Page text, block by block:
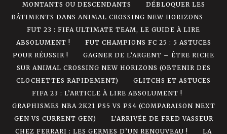
MONTANTS OU DESCENDANTS
DÉBLOQUER LES
BÂTIMENTS DANS ANIMAL CROSSING NEW HORIZONS
FUT 23 : FIFA ULTIMATE TEAM, LE GUIDE À LIRE
ABSOLUMENT !
FUT CHAMPIONS FC 25 : 5 ASTUCES
POUR RÉUSSIR !
GAGNER DE L’ARGENT – ÊTRE RICHE
SUR ANIMAL CROSSING NEW HORIZONS (OBTENIR DES
CLOCHETTES RAPIDEMENT)
GLITCHS ET ASTUCES
FIFA 23 : L’ARTICLE À LIRE ABSOLUMENT !
GRAPHISMES NBA 2K21 PS5 VS PS4 (COMPARAISON NEXT
GEN VS CURRENT GEN)
L’ARRIVÉE DE FRED VASSEUR
CHEZ FERRARI : LES GERMES D’UN RENOUVEAU !
LA